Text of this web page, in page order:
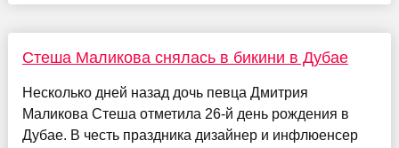
Стеша Маликова снялась в бикини в Дубае
Несколько дней назад дочь певца Дмитрия
Маликова Стеша отметила 26-й день рождения в
Дубае. В честь праздника дизайнер и инфлюенсер